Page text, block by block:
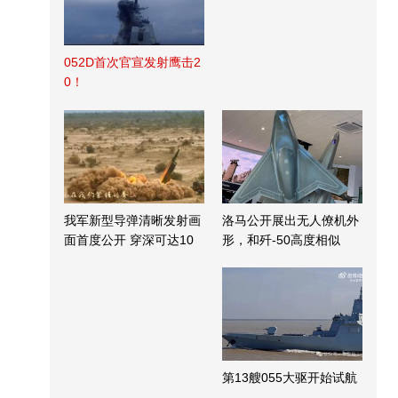
052D首次官宣发射鹰击2
0！
我军新型导弹清晰发射画
面首度公开 穿深可达10
洛马公开展出无人僚机外
形，和歼-50高度相似
第13艘055大驱开始试航